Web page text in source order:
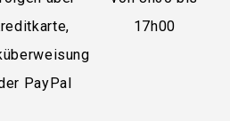
PayPal
17h00